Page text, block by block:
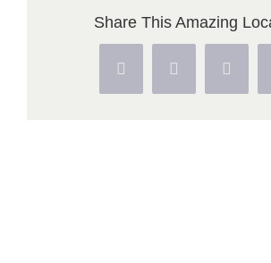
Share This Amazing
Facebook
X